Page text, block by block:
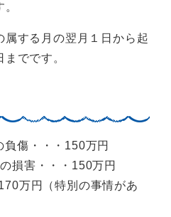
する月の翌月１日から起
でです。
傷・・・150万円
損害・・・150万円
万円（特別の事情があ